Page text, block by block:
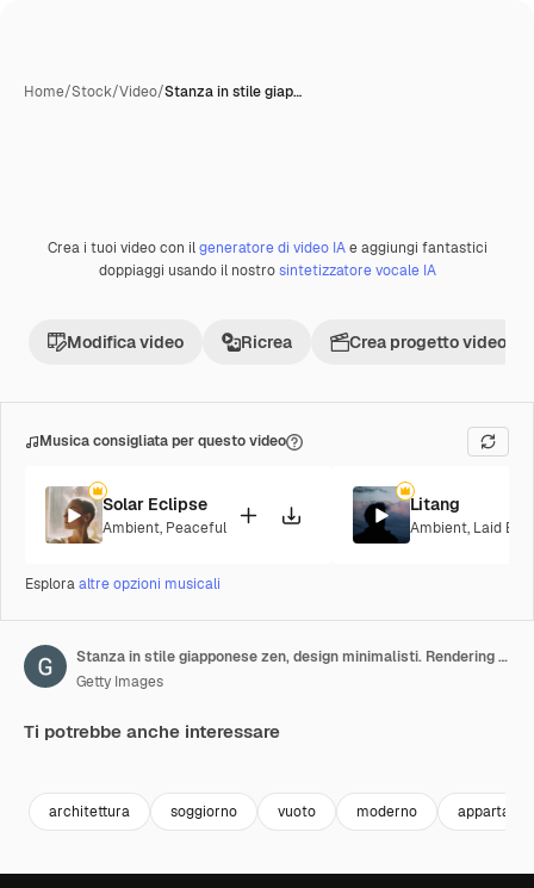
Home/Stock/Video/Stanza in stile giap…
Premium
Crea i tuoi video con ilgeneratore di video IAe aggiungi fantastici
doppiaggi usando il nostrosintetizzatore vocale IA
Modifica video Ricrea Crea progetto video
Musica consigliata per questo video
Solar Eclipse
Ambient, Peaceful
Litang
Ambient, Laid
Esploraaltre opzioni musicali
Stanza in stile giapponese zen, design minimalisti. Rendering 3D.
Getty Images
Ti potrebbe anche interessare
architettura soggiorno vuoto moderno